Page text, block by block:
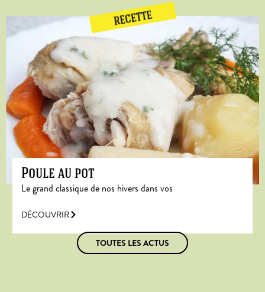
RECETTE
Poule au pot
Le grand classique de nos hivers dans vos
DÉCOUVRIR
TOUTES LES ACTUS